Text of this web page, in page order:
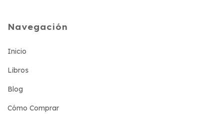
Navegación
Inicio
Libros
Blog
Cómo Comprar